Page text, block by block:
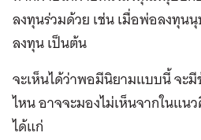
ลงทุนร่วมด้วย เช่น เมื่อพ่อลงทุน
ลงทุน เป็นต้น
จะเห็นได้ว่าพอมีนิยามแบบนี้ จะ
ไหน อาจจะมองไม่เห็นจากในแ
ได้แก่